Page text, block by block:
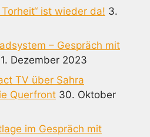
ist wieder da! 3.
– Gespräch mit
1. Dezember 2023
TV über Sahra
Querfront 30. Oktober
im Gespräch mit